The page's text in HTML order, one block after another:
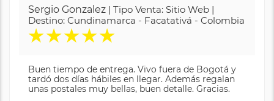
Sergio Gonzalez | Tipo Venta: Sitio Web |
Destino: Cundinamarca - Facatativá - Colombia
★★★★★
Buen tiempo de entrega. Vivo fuera de Bogotá y
tardó dos días hábiles en llegar. Además regalan
unas postales muy bellas, buen detalle. Gracias.